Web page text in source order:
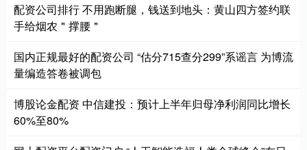
配资公司排行 不用跑断腿，钱送到地头：黄山四方签约联
手给烟农＂撑腰＂
国内正规最好的配资公司 “估分715查分299”系谣言 为博流
量编造答卷被调包
博股论金配资 中信建投：预计上半年归母净利润同比增长
60%至80%